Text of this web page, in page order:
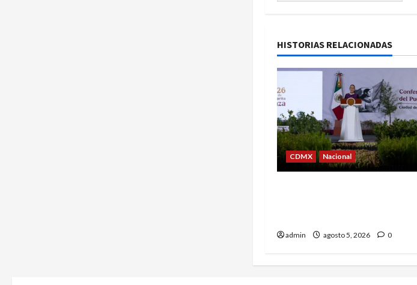
HISTORIAS RELACIONADAS
CDMX Nacional
admin agosto 5, 2026 0